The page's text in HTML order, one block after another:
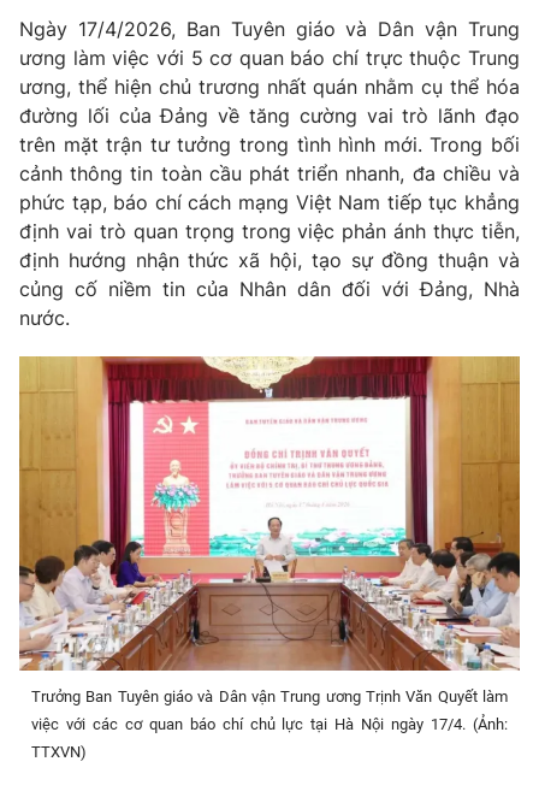
Câu chuyện quốc tế
Thị trường
Góc doanh nghiệp
Truyền hình
Phim VTV
Hậu trường
Nhân vật
Khán giả
Giải sao mai
Giải trí
Điện ảnh
Âm nhạc
Sao
Đời sống
Du lịch
Làm đẹp
Chất lượng cuộc sống
Giáo dục
Học trực tuyến
Công nghệ
Hitech Công nghệ tương lai
Thị trường
Tư vấn
Giao lưu trực tuyến
Lịch phát sóng
Chuyên mục khác
Emagazine Podcast
Photo Infographic
Ngày 17/4/2026, Ban Tuyên giáo và Dân vận Trung
ương làm việc với 5 cơ quan báo chí trực thuộc Trung
ương, thể hiện chủ trương nhất quán nhằm cụ thể hóa
đường lối của Đảng về tăng cường vai trò lãnh đạo
trên mặt trận tư tưởng trong tình hình mới. Trong bối
cảnh thông tin toàn cầu phát triển nhanh, đa chiều và
phức tạp, báo chí cách mạng Việt Nam tiếp tục khẳng
định vai trò quan trọng trong việc phản ánh thực tiễn,
định hướng nhận thức xã hội, tạo sự đồng thuận và
củng cố niềm tin của Nhân dân đối với Đảng, Nhà
nước.
Trưởng Ban Tuyên giáo và Dân vận Trung ương Trịnh Văn Quyết làm
việc với các cơ quan báo chí chủ lực tại Hà Nội ngày 17/4. (Ảnh:
TTXVN)